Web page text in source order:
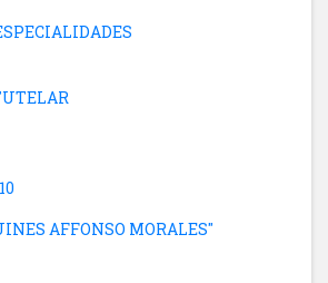
AFFONSO MORALES"